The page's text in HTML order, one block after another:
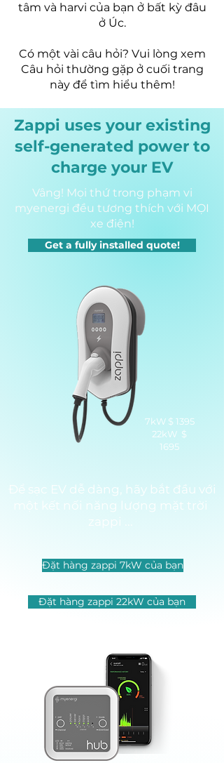
tâm và harvi của bạn ở bất kỳ đâu
ở Úc.
Có một vài câu hỏi? Vui lòng xem
Câu hỏi thường gặp ở cuối trang
này để tìm hiểu thêm!
Zappi uses your existing
self-generated power to
charge your EV
Vâng! Mọi thứ trong phạm vi
myenergi đều tương thích với MỌI
xe điện!
Get a fully installed quote!
7kW $ 1395
22kW $
1695
Để sạc EV dễ dàng, hãy bắt đầu với
một kết nối năng lượng mặt trời
zappi ...
Đặt hàng zappi 7kW của bạn
Đặt hàng zappi 22kW của bạn
$ 175